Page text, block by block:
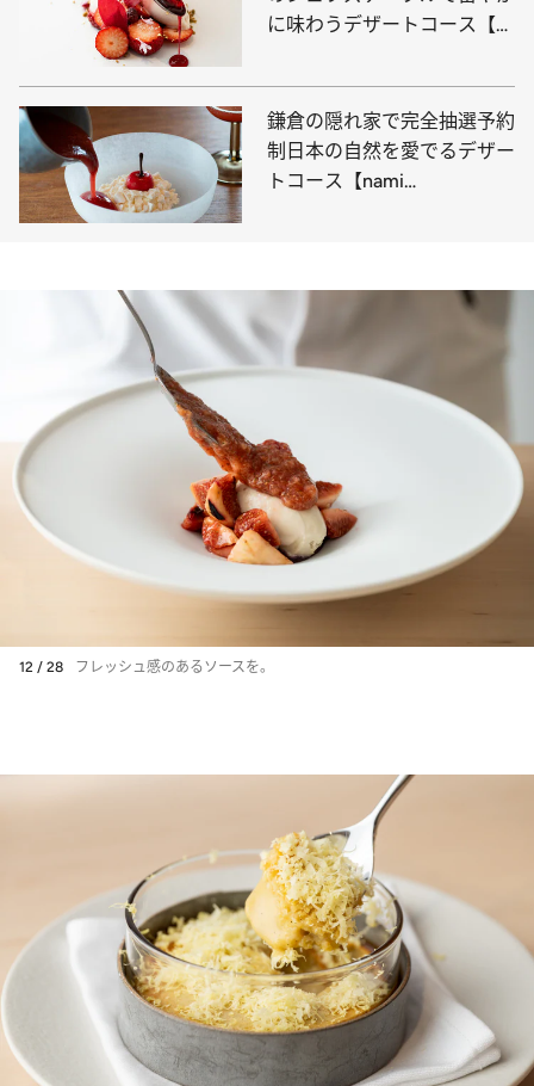
に味わうデザートコース【全
鎌倉の隠れ家で完全抽選予約
制日本の自然を愛でるデザー
トコース【nami
12 / 28 フレッシュ感のあるソースを。